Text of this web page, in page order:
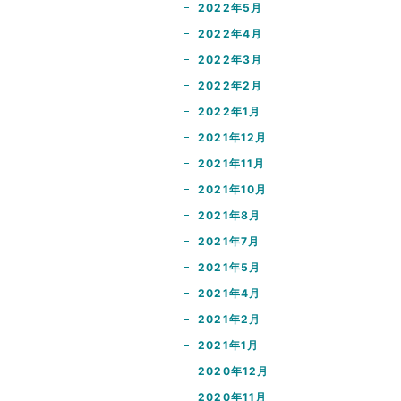
2022年5月
2022年4月
2022年3月
2022年2月
2022年1月
2021年12月
2021年11月
2021年10月
2021年8月
2021年7月
2021年5月
2021年4月
2021年2月
2021年1月
2020年12月
2020年11月